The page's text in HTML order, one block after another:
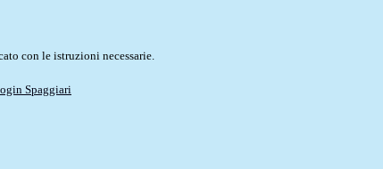
con le istruzioni necessarie.
Spaggiari